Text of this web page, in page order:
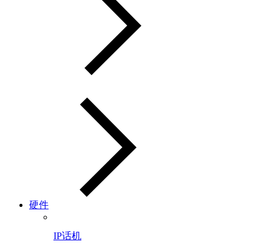
硬件
IP话机